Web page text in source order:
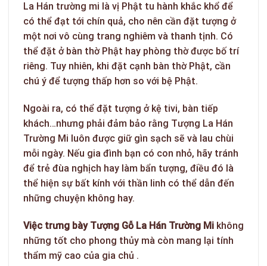
La Hán trường mi là vị Phật tu hành khắc khổ để
có thể đạt tới chín quả, cho nên cần đặt tượng ở
một nơi vô cùng trang nghiêm và thanh tịnh. Có
thể đặt ở bàn thờ Phật hay phòng thờ được bố trí
riêng. Tuy nhiên, khi đặt cạnh bàn thờ Phật, cần
chú ý để tượng thấp hơn so với bệ Phật.
Ngoài ra, có thể đặt tượng ở kệ tivi, bàn tiếp
khách…nhưng phải đảm bảo rằng Tượng La Hán
Trường Mi luôn được giữ gìn sạch sẽ và lau chùi
mỗi ngày. Nếu gia đình bạn có con nhỏ, hãy tránh
để trẻ đùa nghịch hay làm bẩn tượng, điều đó là
thể hiện sự bất kính với thần linh có thể dẫn đến
những chuyện không hay.
Việc trưng bày Tượng Gỗ La Hán Trường Mi không
những tốt cho phong thủy mà còn mang lại tính
thẩm mỹ cao của gia chủ .